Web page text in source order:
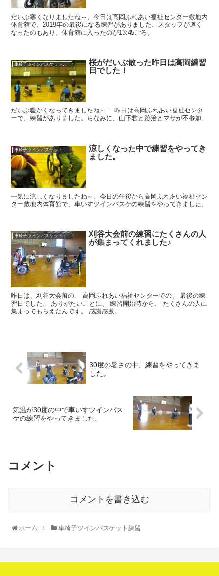
だいぶ寒くなりましたね～。今日は高岡ふれあい福祉センター敷地内
体育館で、2019年の最後になる練習がありました。スタッフが遅く
なったのもあり、体育館に入ったのが13:45ごろ。
桜がだいぶ散った昨日は高岡練習
日でした！
だいぶ暖かくなってきましたね～！ 昨日は高岡ふれあい福祉センタ
ーで、練習がありました。ちなみに、山下君と跡治とマサが不参加。
車椅子ツインバスケット練習
涼しくなった中で練習をやってき
ました。
一気に涼しくなりましたね～。今日の午後から高岡ふれあい福祉セン
ター敷地内体育館で、車いすツインバスケの練習をやってきました。
車椅子ツインバスケット練習
刈谷大会前の練習にたくさんの人
が集まってくれました♪
昨日は、刈谷大会前の、 高岡ふれあい福祉センターでの、 最後の練
習日でした。 ありがたいことに、 練習開始時から、 たくさんの人に
集まってもらえたんです。 感謝感激。
30度の暑さの中、練習をやってきま
した。
気温が30度の中で車いすツインバス
ケの練習をやってきました。
コメント
コメントを書き込む
ホーム 車椅子ツインバスケット練習